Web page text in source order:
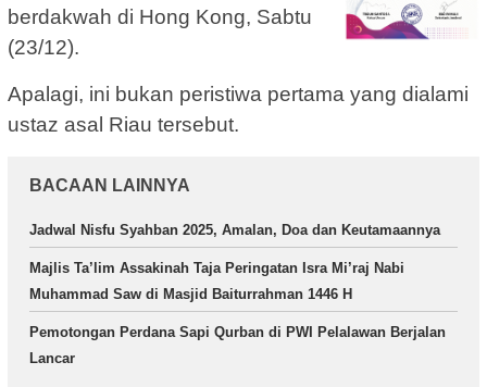
berdakwah di Hong Kong, Sabtu
(23/12).
Apalagi, ini bukan peristiwa pertama yang dialami
ustaz asal Riau tersebut.
BACAAN LAINNYA
Jadwal Nisfu Syahban 2025, Amalan, Doa dan Keutamaannya
Majlis Ta’lim Assakinah Taja Peringatan Isra Mi’raj Nabi
Muhammad Saw di Masjid Baiturrahman 1446 H
Pemotongan Perdana Sapi Qurban di PWI Pelalawan Berjalan
Lancar